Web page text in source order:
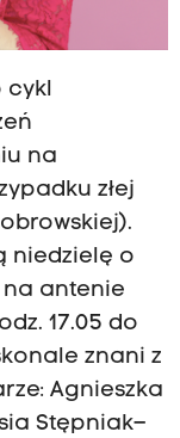
cykl
na
złej
niedzielę o
na antenie
17.05 do
znani z
Agnieszka
Stępniak–